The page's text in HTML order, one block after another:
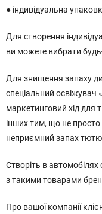
● індивідуальна
Для створення
ви можете вибрати
Для знищення запаху
спеціальний
маркетинговий хід для
інших тим, що не
неприємний запах
Створіть в автомобілях
з такими товарами
Про вашої компанії